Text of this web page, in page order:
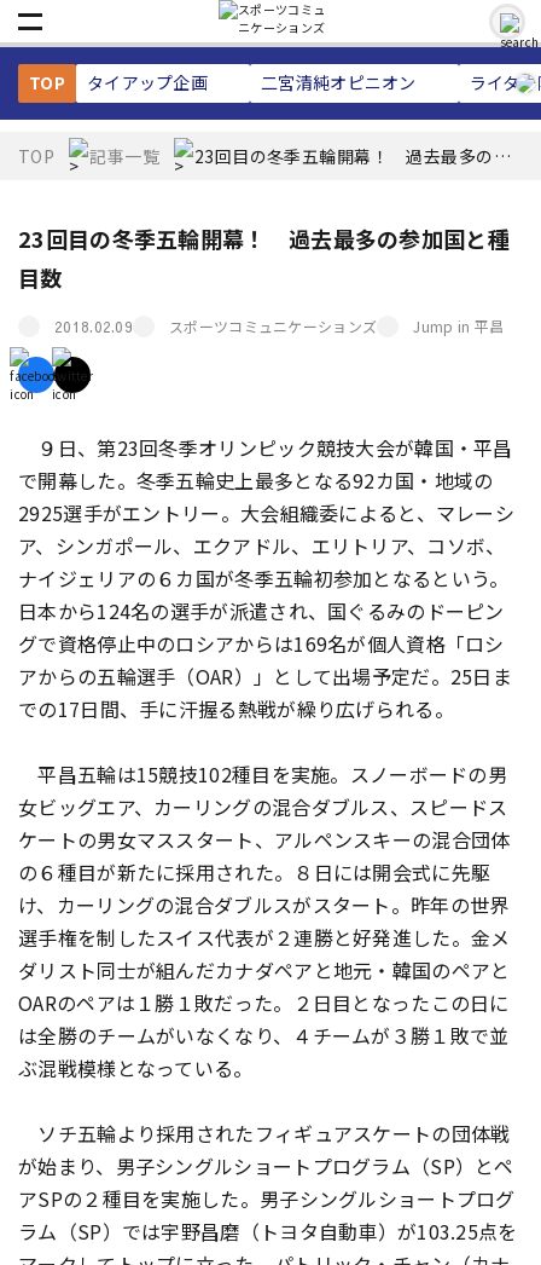
TOP タイアップ企画 二宮清純オピニオン ライタ
TOP 記事一覧 23回目の冬季五輪開幕！ 過去最多の参
23回目の冬季五輪開幕！ 過去最多の参加国と種
目数
2018.02.09 スポーツコミュニケーションズ Jump in 平昌
９日、第23回冬季オリンピック競技大会が韓国・平昌
で開幕した。冬季五輪史上最多となる92カ国・地域の
2925選手がエントリー。大会組織委によると、マレーシ
ア、シンガポール、エクアドル、エリトリア、コソボ、
ナイジェリアの６カ国が冬季五輪初参加となるという。
日本から124名の選手が派遣され、国ぐるみのドーピン
グで資格停止中のロシアからは169名が個人資格「ロシ
アからの五輪選手（OAR）」として出場予定だ。25日ま
での17日間、手に汗握る熱戦が繰り広げられる。
平昌五輪は15競技102種目を実施。スノーボードの男
女ビッグエア、カーリングの混合ダブルス、スピードス
ケートの男女マススタート、アルペンスキーの混合団体
の６種目が新たに採用された。８日には開会式に先駆
け、カーリングの混合ダブルスがスタート。昨年の世界
選手権を制したスイス代表が２連勝と好発進した。金メ
ダリスト同士が組んだカナダペアと地元・韓国のペアと
OARのペアは１勝１敗だった。２日目となったこの日に
は全勝のチームがいなくなり、４チームが３勝１敗で並
ぶ混戦模様となっている。
ソチ五輪より採用されたフィギュアスケートの団体戦
が始まり、男子シングルショートプログラム（SP）とペ
アSPの２種目を実施した。男子シングルショートプログ
ラム（SP）では宇野昌磨（トヨタ自動車）が103.25点を